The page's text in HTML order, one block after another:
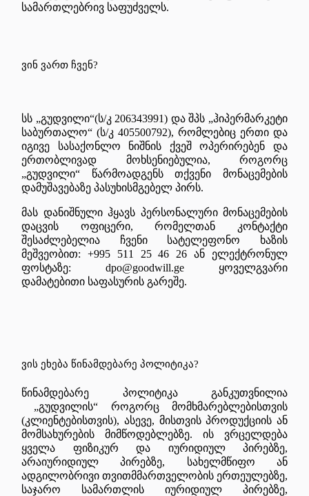
სამართლებრივ საფუძველს.
ვინ ვართ ჩვენ?
სს „გუდვილი“(ს/კ 206343991) და შპს „ჰიპერმარკეტი
საბურთალო“ (ს/კ 405500792), რომლებიც ერთი და
იგივე სასაქონლო ნიშნის ქვეშ ოპერირებენ და
ერთობლივად მოხსენიებულია, როგორც
„გუდვილი“ წარმოადგენს თქვენი მონაცემების
დამუშავებაზე პასუხისმგებელ პირს.
მას დანიშნული ჰყავს პერსონალური მონაცემების
დაცვის ოფიცერი, რომელთან კონტაქტი
შესაძლებელია ჩვენი სატელეფონო ხაზის
მეშვეობით: +995 511 25 46 26 ან ელექტრონულ
ფოსტაზე: dpo@goodwill.ge ყოველგვარი
დამატებითი საფასურის გარეშე.
ვის ეხება წინამდებარე პოლიტიკა?
წინამდებარე
პოლიტიკა განკუთვნილია
„გუდვილის“ როგორც მომხმარებლებისთვის
(კლიენტებისთვის), ასევე, მისთვის პროდუქციის ან
მომსახურების მიმწოდებლებზე. ის ვრცელდება
ყველა ფიზიკურ
და იურიდიულ პირებზე,
არაიურიდიულ
პირებზე, სახელმწიფო
ან
ადგილობრივი თვითმმართველობის ერთეულებზე,
საჯარო
სამართლის იურიდიულ პირებზე,